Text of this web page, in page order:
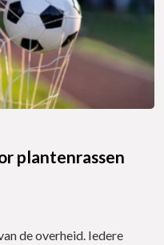
plantenrassen
de overheid. Iedere